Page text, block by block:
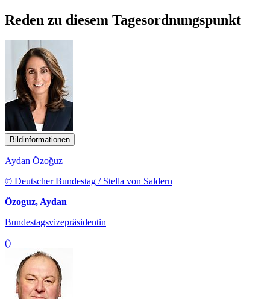
Reden zu diesem Tagesordnungspunkt
Bildinformationen
Aydan Özoğuz
© Deutscher Bundestag / Stella von Saldern
Özoguz, Aydan
Bundestagsvizepräsidentin
()